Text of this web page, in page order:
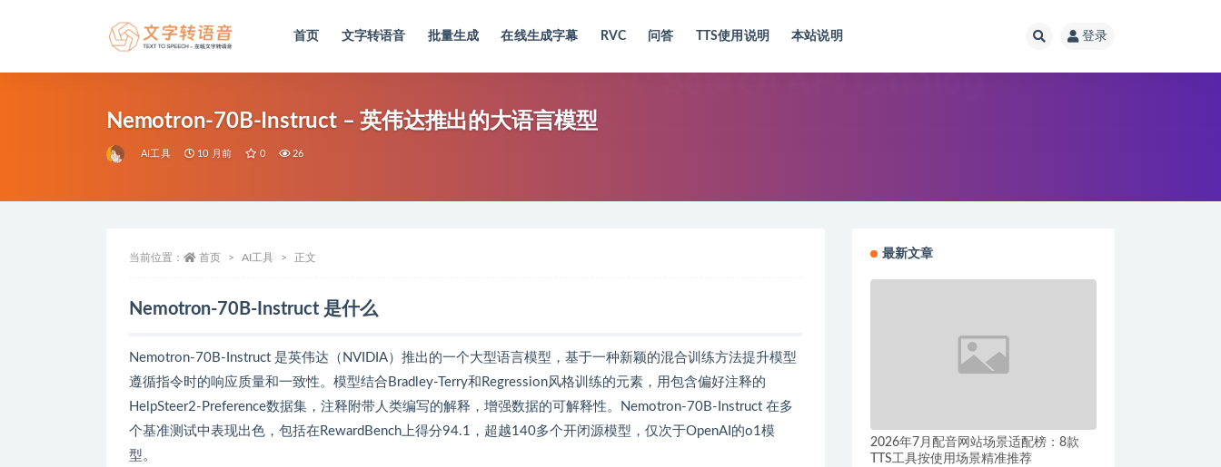
首页 文字转语音 批量生成 在线生成字幕 RVC 问答 TTS使用说明 本站说明 登录
Nemotron-70B-Instruct – 英伟达推出的大语言模型
AI工具 10 月前 0 26
当前位置： 首页 AI工具 正文
Nemotron-70B-Instruct 是什么
Nemotron-70B-Instruct 是英伟达（NVIDIA）推出的一个大型语言模型，基于一种新颖的混合训练方法提升模型
遵循指令时的响应质量和一致性。模型结合Bradley-Terry和Regression风格训练的元素，用包含偏好注释的
HelpSteer2-Preference数据集，注释附带人类编写的解释，增强数据的可解释性。Nemotron-70B-Instruct 在多
个基准测试中表现出色，包括在RewardBench上得分94.1，超越140多个开闭源模型，仅次于OpenAI的o1模
型。
最新文章
2026年7月配音网站场景适配榜：8款
TTS工具按使用场景精准推荐